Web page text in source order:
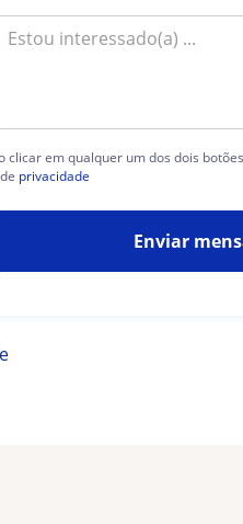
clicar em qualquer um dos dois
privacidade
Enviar